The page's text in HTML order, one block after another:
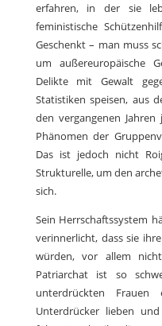
erfahren, in der sie
feministische
Geschenkt – man muss
um außereuropäische
Delikte mit Gewalt
Statistiken speisen, aus
den vergangenen Jahren
Phänomen der
Das ist jedoch nicht
Strukturelle, um den
sich.
Sein Herrschaftssystem
verinnerlicht, dass sie
würden, vor allem
Patriarchat ist so
unterdrückten
Unterdrücker lieben